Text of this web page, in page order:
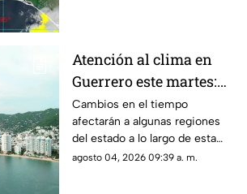
Atención al clima en
Guerrero este martes:
se esperan variaciones
Cambios en el tiempo
afectarán a algunas regiones
del estado a lo largo de esta
jornada.
agosto 04, 2026 09:39 a. m.